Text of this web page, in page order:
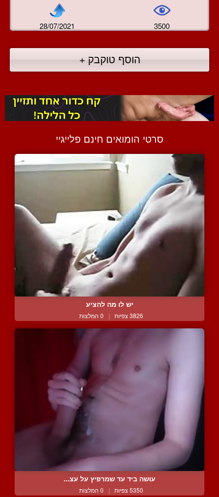
28/07/2021 3500
הוסף טוקבק +
סרטי הומואים חינם פלייגיי
יש לו מה להציע
3826 צפיות | 0 המלצות
עושה ביד עד שמרפיץ על עצ...
5350 צפיות | 0 המלצות